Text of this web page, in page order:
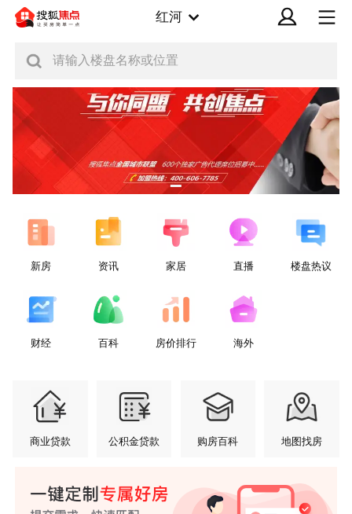
红河
请输入楼盘名称或位置
新房 资讯 家居 直播 楼盘热议
财经 百科 房价排行 海外
商业贷款 公积金贷款 购房百科 地图找房